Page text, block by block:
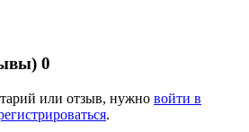
0
или отзыв, нужно войти в
.